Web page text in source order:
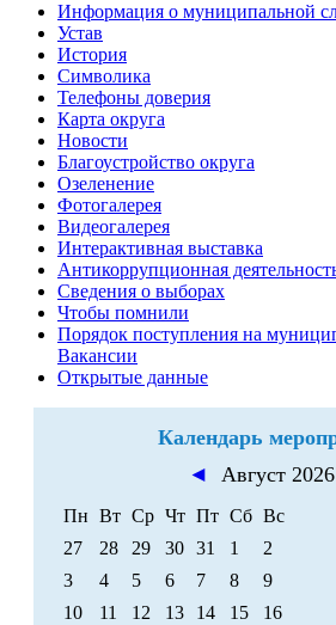
Информация о муниципальной
Устав
История
Символика
Телефоны доверия
Карта округа
Новости
Благоустройство округа
Озеленение
Фотогалерея
Видеогалерея
Интерактивная выставка
Антикоррупционная
Сведения о выборах
Чтобы помнили
Порядок поступления на
Вакансии
Открытые данные
Календарь
◄
Август 2026
Пн Вт Ср Чт Пт Сб Вс
27
28 29 30 31 1
2
3
4 5 6 7 8
9
10
11 12 13 14 15
16